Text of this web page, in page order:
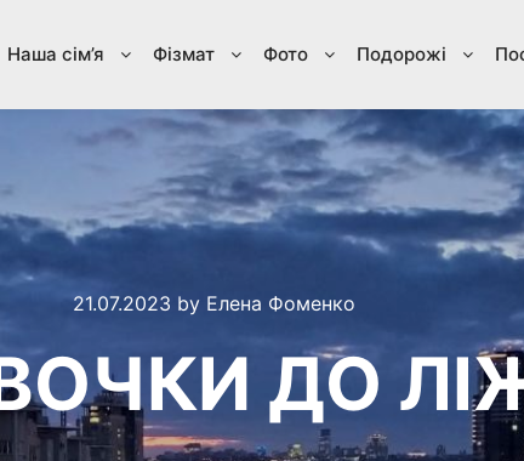
Наша сім’я Фізмат Фото Подорожі
21.07.2023 by Елена Фоменко
ДО